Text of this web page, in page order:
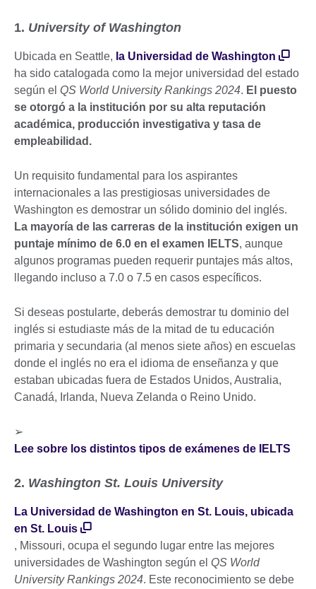
1. University of Washington
Ubicada en Seattle, la Universidad de Washington
ha sido catalogada como la mejor universidad del estado
según el QS World University Rankings 2024. El puesto
se otorgó a la institución por su alta reputación
académica, producción investigativa y tasa de
empleabilidad.
Un requisito fundamental para los aspirantes
internacionales a las prestigiosas universidades de
Washington es demostrar un sólido dominio del inglés.
La mayoría de las carreras de la institución exigen un
puntaje mínimo de 6.0 en el examen IELTS, aunque
algunos programas pueden requerir puntajes más altos,
llegando incluso a 7.0 o 7.5 en casos específicos.
Si deseas postularte, deberás demostrar tu dominio del
inglés si estudiaste más de la mitad de tu educación
primaria y secundaria (al menos siete años) en escuelas
donde el inglés no era el idioma de enseñanza y que
estaban ubicadas fuera de Estados Unidos, Australia,
Canadá, Irlanda, Nueva Zelanda o Reino Unido.
➢
Lee sobre los distintos tipos de exámenes de IELTS
2. Washington St. Louis University
La Universidad de Washington en St. Louis, ubicada
en St. Louis
, Missouri, ocupa el segundo lugar entre las mejores
universidades de Washington según el QS World
University Rankings 2024. Este reconocimiento se debe